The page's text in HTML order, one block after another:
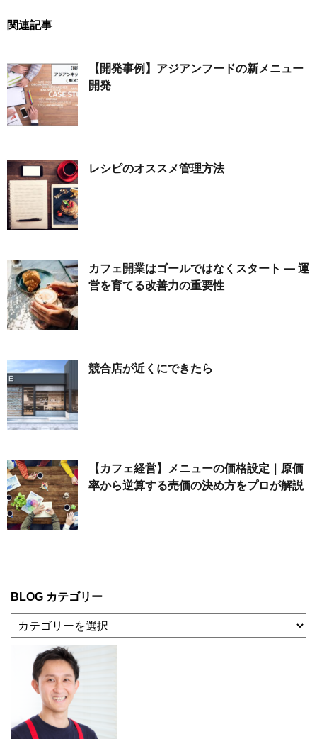
関連記事
【開発事例】アジアンフードの新メニュー
開発
レシピのオススメ管理方法
カフェ開業はゴールではなくスタート ― 運
営を育てる改善力の重要性
競合店が近くにできたら
【カフェ経営】メニューの価格設定｜原価
率から逆算する売価の決め方をプロが解説
BLOG カテゴリー